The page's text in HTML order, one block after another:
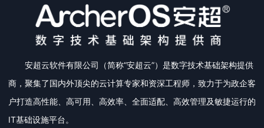
安超云软件有限公司（简称“安超云”）是数字技术基础架构提供
商，聚集了国内外顶尖的云计算专家和资深工程师，致力于为政企客
户打造高性能、高可用、高效率、全面适配、高效管理及敏捷运行的
IT基础设施平台。